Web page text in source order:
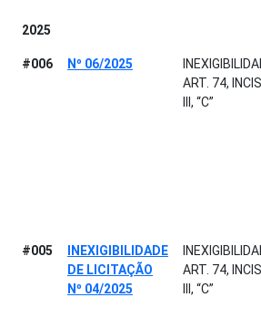
2025
#006 Nº 06/2025
ART. 74,
III, “C”
#005
INEXIGIBILIDADE
DE LICITAÇÃO
Nº 04/2025
ART. 74,
III, “C”